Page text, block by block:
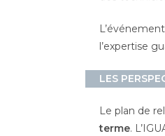
l’expertise
LES
Le plan de
terme.